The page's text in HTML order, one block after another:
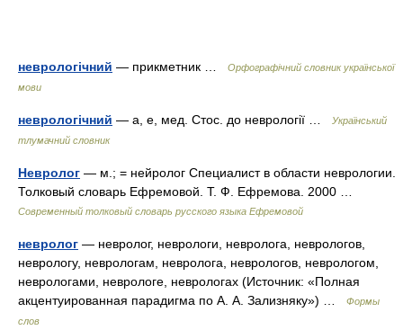
неврологічний — прикметник …
Орфографічний словник української
мови
неврологічний — а, е, мед. Стос. до неврології …
Український
тлумачний словник
Невролог — м.; = нейролог Специалист в области неврологии.
Толковый словарь Ефремовой. Т. Ф. Ефремова. 2000 …
Современный толковый словарь русского языка Ефремовой
невролог — невролог, неврологи, невролога, неврологов,
неврологу, неврологам, невролога, неврологов, неврологом,
неврологами, неврологе, неврологах (Источник: «Полная
акцентуированная парадигма по А. А. Зализняку») …
Формы
слов